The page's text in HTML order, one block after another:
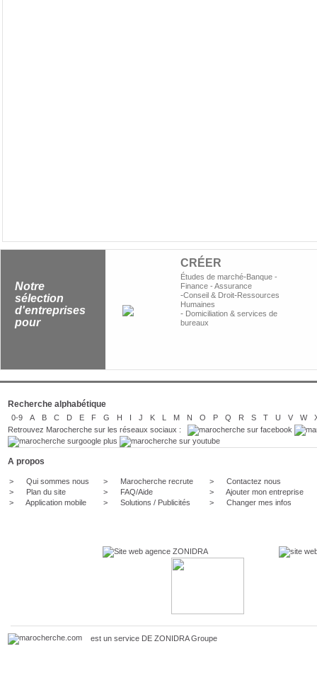
Notre
sélection
d'entreprises
pour
CRÉER
Études de marché-Banque -
Finance - Assurance
-Conseil & Droit-Ressources
Humaines
- Domiciliation & services de
bureaux
Recherche alphabétique
0-9 A B C D E F G H I J K L M N O P Q R S T U V W
Retrouvez Marocherche sur les réseaux sociaux :
A propos
> Qui sommes nous
> Plan du site
> Application mobile
> Marocherche recrute
>
FAQ/Aide
> Solutions / Publicités
> Contactez nous
> Ajouter mon entreprise
> Changer mes infos
est un service DE ZONIDRAGroupe